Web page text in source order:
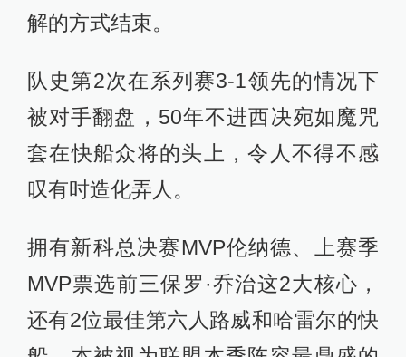
解的方式结束。
队史第2次在系列赛3-1领先的情况下
被对手翻盘，50年不进西决宛如魔咒
套在快船众将的头上，令人不得不感
叹有时造化弄人。
拥有新科总决赛MVP伦纳德、上赛季
MVP票选前三保罗·乔治这2大核心，
还有2位最佳第六人路威和哈雷尔的快